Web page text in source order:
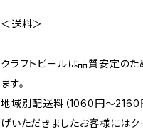
＜送料＞
クラフトビールは品質安定のた
ます。
地域別配送料（1060円～2160
げいただきましたお客様には